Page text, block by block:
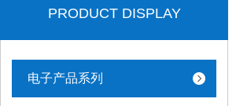
PRODUCT DISPLAY
电子产品系列